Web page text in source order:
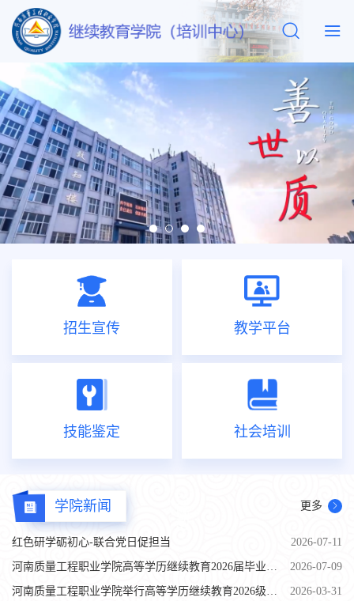
招生宣传 教学平台
技能鉴定 社会培训
学院新闻 更多
红色研学砺初心-联合党日促担当 2026-07-11
2026-07-09
2026-03-31